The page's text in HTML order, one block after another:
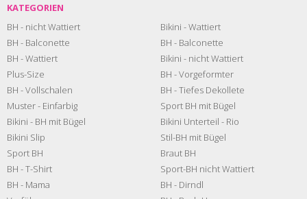
KATEGORIEN
BH - nicht Wattiert
BH - Balconette
BH - Wattiert
Plus-Size
BH - Vollschalen
Muster - Einfarbig
Bikini - BH mit Bügel
Bikini Slip
Sport BH
BH - T-Shirt
BH - Mama
Bikini - Wattiert
BH - Balconette
Bikini - nicht Wattiert
BH - Vorgeformter
BH - Tiefes Dekollete
Sport BH mit Bügel
Bikini Unterteil - Rio
Stil-BH mit Bügel
Braut BH
Sport-BH nicht Wattiert
BH - Dirndl